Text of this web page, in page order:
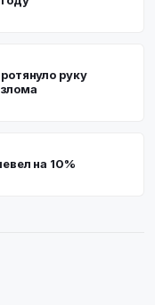
руку
на 10%